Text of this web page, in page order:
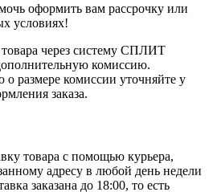
оформить вам рассрочку или
условиях!
через систему СПЛИТ
комиссию.
размере комиссии уточняйте у
заказа.
товара с помощью курьера,
адресу в любой день недели
заказана до 18:00, то есть